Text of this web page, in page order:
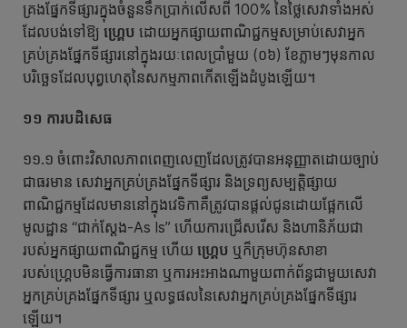
គ្រងផ្នែកទីផ្សារក្នុងចំនួនទឹកប្រាក់លើសពី 100% នៃថ្លៃសេវាទាំងអស់
ដែលបង់ទៅឱ្យ ហ្គ្រេប ដោយអ្នកផ្សាយពាណិជ្ជកម្មសម្រាប់សេវាអ្នក
គ្រប់គ្រងផ្នែកទីផ្សារនៅក្នុងរយៈពេលប្រាំមួយ (០៦) ខែភ្លាមៗមុនកាល
បរិច្ឆេទដែលបុព្វហេតុនៃសកម្មភាពកើតឡើងដំបូងឡើយ។
១១ ការបដិសេធ
១១.១ ចំពោះវិសាលភាពពេញលេញដែលត្រូវបានអនុញ្ញាតដោយច្បាប់
ជាធរមាន សេវាអ្នកគ្រប់គ្រងផ្នែកទីផ្សារ និងទ្រព្យសម្បត្តិផ្សាយ
ពាណិជ្ជកម្មដែលមាននៅក្នុងវេទិកាគឺត្រូវបានផ្តល់ជូនដោយផ្អែកលើ
មូលដ្ឋាន “ជាក់ស្ដែង-As Is” ហើយការជ្រើសរើស និងហានិភ័យជា
របស់អ្នកផ្សាយពាណិជ្ជកម្ម ហើយ ហ្គ្រេប ឬក៏ក្រុមហ៊ុនសាខា
របស់ហ្គ្រេបមិនធ្វើការធានា ឬការអះអាងណាមួយពាក់ព័ន្ធជាមួយសេវា
អ្នកគ្រប់គ្រងផ្នែកទីផ្សារ ឬលទ្ធផលនៃសេវាអ្នកគ្រប់គ្រងផ្នែកទីផ្សារ
ឡើយ។